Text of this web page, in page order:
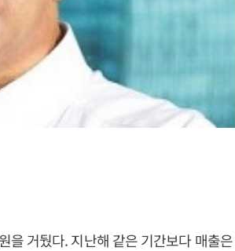
을 거뒀다. 지난해 같은 기간보다 매출은